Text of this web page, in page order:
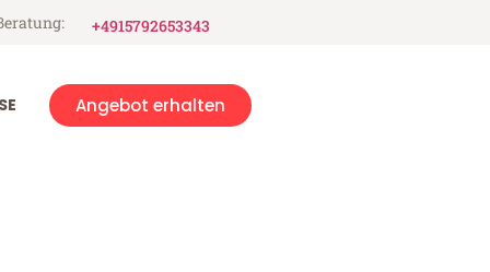
+4915792653343
Angebot erhalten